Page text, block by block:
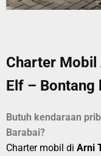
Charter Mobil
Elf – Bontang
Butuh kendaraan
Barabai?
Charter mobil di Arni